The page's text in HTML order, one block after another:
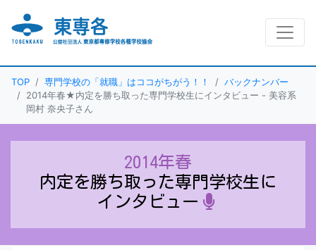
TOP 専門学校の「就職」はココがちがう！！
バックナンバー
2014年春★内定を勝ち取った専門学校生にインタビュー - 美容系
岡村 奈央子さん
2014年春
内定を勝ち取った専門学校生に
インタビュー